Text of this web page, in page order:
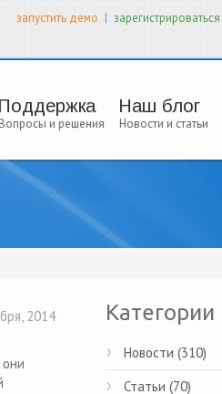
запустить демо | зарегистрироваться
и решения
Наш блог
Новости и статьи
2014 Категории
Новости (310)
Статьи (70)